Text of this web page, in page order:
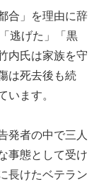
合」を理由に辞
逃げた」「黒
内氏は家族を守
は死去後も続
います。
発者の中で三人
事態として受け
長けたベテラン